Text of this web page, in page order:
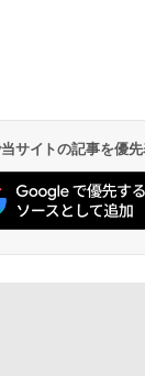
サイトの記事を優